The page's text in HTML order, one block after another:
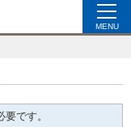
MENU
要です。